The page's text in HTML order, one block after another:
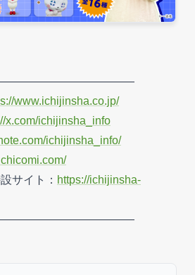
www.ichijinsha.co.jp/
x.com/ichijinsha_info
ichijinsha_info/
サイト： https://ichijinsha-